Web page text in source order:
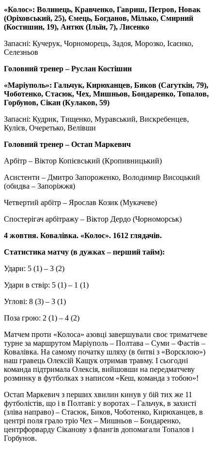
«Колос»: Волинець, Кравченко, Гавриш, Петров, Новак
(Оріховський, 25), Ємець, Богданов, Мілько, Смирний
(Костишин, 19), Антюх (Ільїн, 7), Лисенко
Запасні: Кучерук, Чорноморець, Задоя, Морозко, Ісаєнко,
Селезньов
Головний тренер – Руслан Костішин
«Маріуполь»: Гальчук, Кирюханцев, Биков (Сагуткін, 79),
Чоботенко, Стасюк, Чех, Мишньов, Бондаренко, Топалов,
Горбунов, Сікан (Кулаков, 59)
Запасні: Кудрик, Тищенко, Муравський, Вискребенцев,
Кулієв, Очеретько, Велівши
Головний тренер – Остап Маркевич
Арбітр – Віктор Копієвський (Кропивницький)
Асистенти – Дмитро Запороженко, Володимир Висоцький
(обидва – Запоріжжя)
Четвертий арбітр – Ярослав Козик (Мукачеве)
Спостерігач арбітражу – Віктор Дердо (Чорноморськ)
4 жовтня. Ковалівка. «Колос». 1612 глядачів.
Статистика матчу (в дужках – перший тайм):
Удари: 5 (1) – 3 (2)
Удари в ствір: 5 (1) – 1 (1)
Углові: 8 (3) – 3 (1)
Поза грою: 2 (1) – 4 (2)
Матчем проти «Колоса» азовці завершували своє триматчеве
турне за маршрутом Маріуполь – Полтава – Суми – Фастів –
Ковалівка. На самому початку шляху (в битві з «Ворсклою»)
наш гравець Олексій Кащук отримав травму. І сьогодні
команда підтримала Олексія, вийшовши на передматчеву
розминку в футболках з написом «Кеш, команда з тобою»!
Остап Маркевич з перших хвилин кинув у бій тих же 11
футболістів, що і в Полтаві: у воротах – Гальчук, в захисті
(зліва направо) – Стасюк, Биков, Чоботенко, Кирюханцев, в
центрі поля грало тріо Чех – Мишньов – Бондаренко,
центрфорварду Сіканову з флангів допомагали Топалов і
Горбунов.